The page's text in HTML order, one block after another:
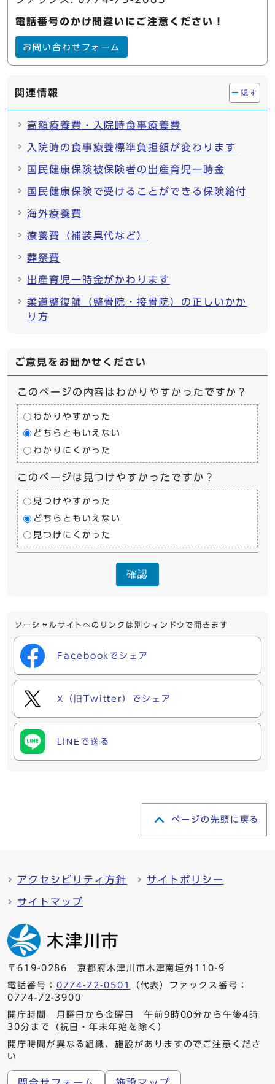
電話番号のかけ間違いにご注意ください！
お問い合わせフォーム
関連情報 隠す
高額療養費・入院時食事療養費
入院時の食事療養標準負担額が変わります
国民健康保険被保険者の出産育児一時金
国民健康保険で受けることができる保険給付
海外療養費
療養費（補装具代など）
葬祭費
出産育児一時金がかわります
柔道整復師（整骨院・接骨院）の正しいかか
り方
ご意見をお聞かせください
このページの内容はわかりやすかったですか？
わかりやすかった
どちらともいえない
わかりにくかった
このページは見つけやすかったですか？
見つけやすかった
どちらともいえない
見つけにくかった
確認
ソーシャルサイトへのリンクは別ウィンドウで開きます
Facebookでシェア
X（旧Twitter）でシェア
LINEで送る
ページの先頭に戻る
アクセシビリティ方針 サイトポリシー
サイトマップ
〒619-0286 京都府木津川市木津南垣外110-9
電話番号： 0774-72-0501
（代表）ファックス番号：
0774-72-3900
開庁時間 月曜日から金曜日 午前9時00分から午後4時
30分まで（祝日・年末年始を除く）
開庁時間が異なる組織、施設がありますのでご注意くださ
い